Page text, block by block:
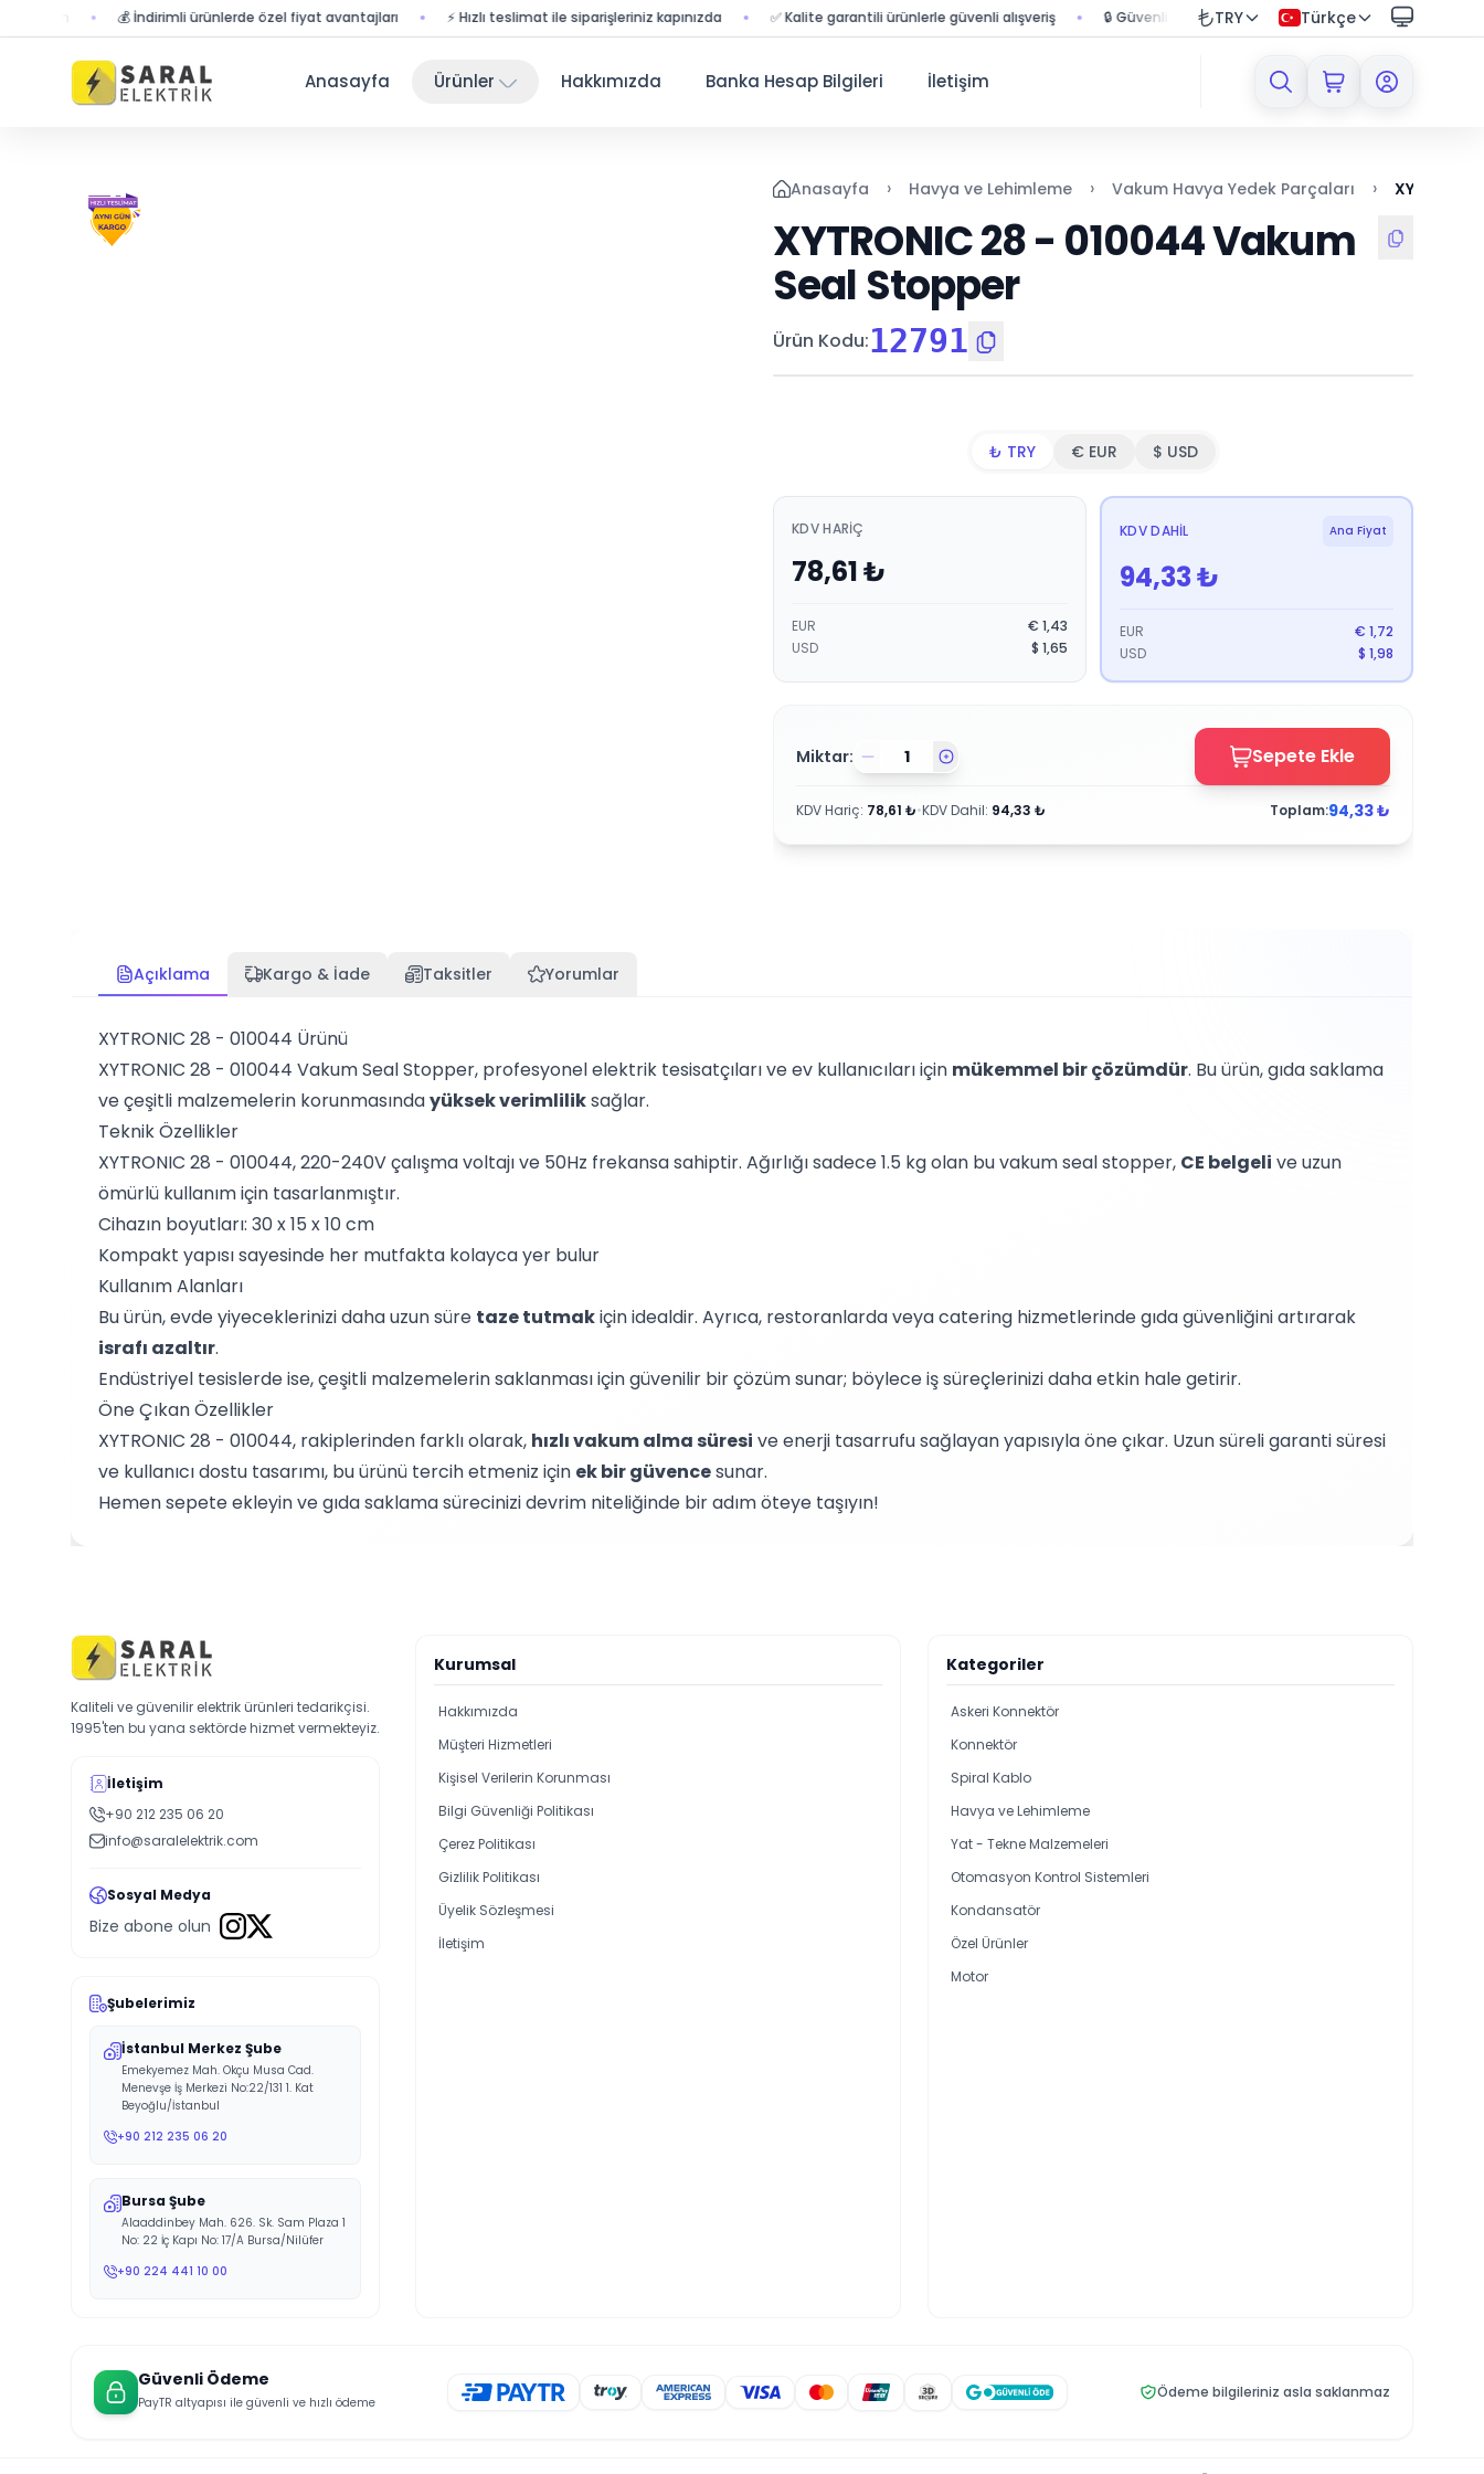
💰 İndirimli ürünlerde özel fiyat avantajları ⚡ Hızlı teslimat ile siparişleriniz kapınızda ✅ Kalite garantili ürünlerle güvenli alışveriş 🔒 Güvenli ödeme sistemi ile korumalı alışveriş
TRY Türkçe
Anasayfa Ürünler Hakkımızda Banka Hesap Bilgileri İletişim
Anasayfa › Havya ve Lehimleme › Vakum Havya Yedek Parçaları ›
XYTRONIC 28 - 010044 Vakum
Seal Stopper
Ürün Kodu:12791
₺ TRY € EUR $ USD
KDV HARIÇ
78,61₺
EUR € 1,43
USD
$ 1,65
KDV DAHIL Ana Fiyat
94,33₺
EUR € 1,72
USD
$ 1,98
Miktar: Sepete Ekle
KDV Hariç: 78,61 ₺•KDV Dahil: 94,33 ₺ Toplam:94,33₺
Açıklama Kargo & İade Taksitler Yorumlar
XYTRONIC 28 - 010044 Ürünü
XYTRONIC 28 - 010044 Vakum Seal Stopper, profesyonel elektrik tesisatçıları ve ev kullanıcıları için mükemmel bir çözümdür. Bu ürün, gıda saklama
ve çeşitli malzemelerin korunmasındayüksek verimliliksağlar.
Teknik Özellikler
XYTRONIC 28 - 010044, 220-240V çalışma voltajı ve 50Hz frekansa sahiptir. Ağırlığı sadece 1.5 kg olan bu vakum seal stopper, CE belgeli ve uzun
ömürlü kullanım için tasarlanmıştır.
Cihazın boyutları: 30 x 15 x 10 cm
Kompakt yapısı sayesinde her mutfakta kolayca yer bulur
Kullanım Alanları
Bu ürün, evde yiyeceklerinizi daha uzun süre taze tutmakiçin idealdir. Ayrıca, restoranlarda veya catering hizmetlerinde gıda güvenliğini artırarak
israfı azaltır.
Endüstriyel tesislerde ise, çeşitli malzemelerin saklanması için güvenilir bir çözüm sunar; böylece iş süreçlerinizi daha etkin hale getirir.
Öne Çıkan Özellikler
XYTRONIC 28 - 010044, rakiplerinden farklı olarak, hızlı vakum alma süresi ve enerji tasarrufu sağlayan yapısıyla öne çıkar. Uzun süreli garanti süresi
ve kullanıcı dostu tasarımı, bu ürünü tercih etmeniz için ek bir güvencesunar.
Hemen sepete ekleyin ve gıda saklama sürecinizi devrim niteliğinde bir adım öteye taşıyın!
Kaliteli ve güvenilir elektrik ürünleri tedarikçisi.
1995'ten bu yana sektörde hizmet vermekteyiz.
İletişim
+90 212 235 06 20
info@saralelektrik.com
Sosyal Medya
Bize abone olun
Şubelerimiz
İstanbul Merkez Şube
Emekyemez Mah. Okçu Musa Cad.
Menevşe İş Merkezi No:22/131 1. Kat
Beyoğlu/İstanbul
+90 212 235 06 20
Bursa Şube
Alaaddinbey Mah. 626. Sk. Sam Plaza 1
No: 22 İç Kapı No: 17/A Bursa/Nilüfer
+90 224 441 10 00
Kurumsal
Hakkımızda
Müşteri Hizmetleri
Kişisel Verilerin Korunması
Bilgi Güvenliği Politikası
Çerez Politikası
Gizlilik Politikası
Üyelik Sözleşmesi
İletişim
Kategoriler
Askeri Konnektör
Konnektör
Spiral Kablo
Havya ve Lehimleme
Yat - Tekne Malzemeleri
Otomasyon Kontrol Sistemleri
Kondansatör
Özel Ürünler
Motor
Güvenli Ödeme
PayTR altyapısı ile güvenli ve hızlı ödeme
Ödeme bilgileriniz asla saklanmaz